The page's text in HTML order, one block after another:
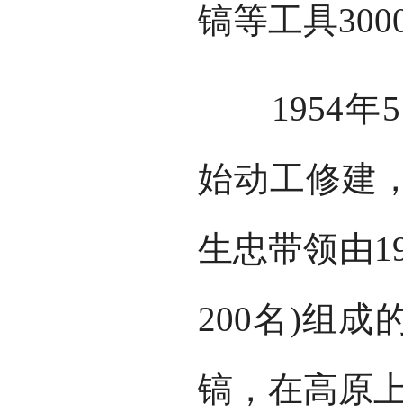
镐等工具
1954年5
始动工修建
生忠带领由
200名)组成
镐，在高原